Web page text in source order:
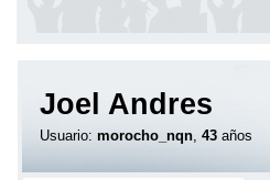
Joel Andres
Usuario: morocho_nqn, 43 años